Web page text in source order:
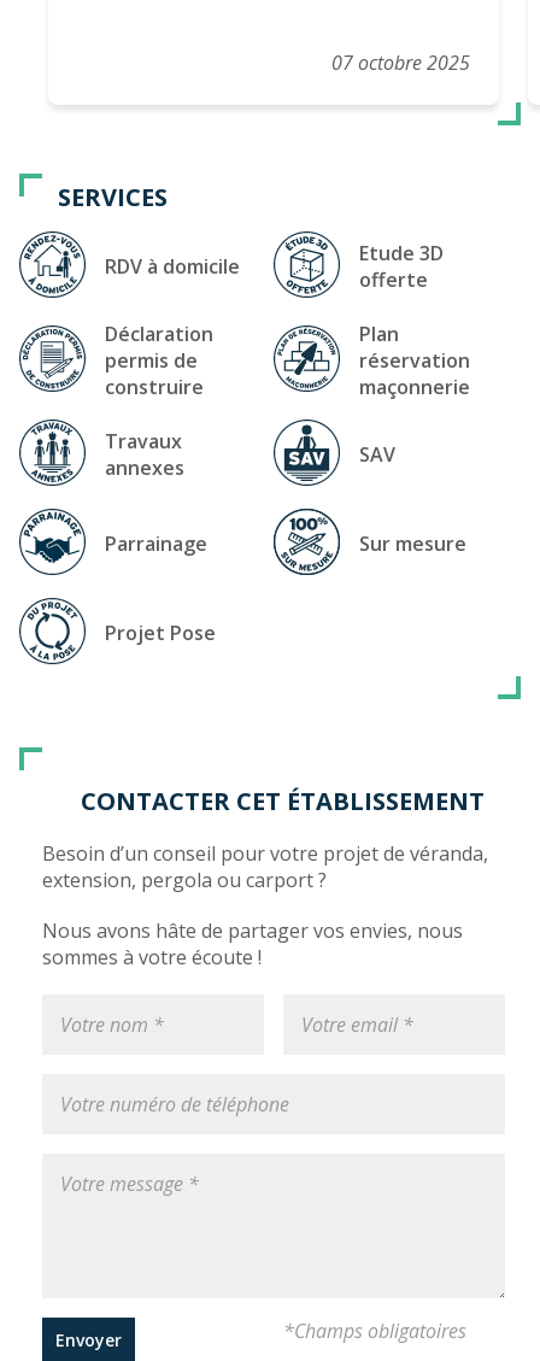
07 octobre 2025
SERVICES
RDV à domicile
Etude 3D
offerte
Déclaration
permis de
construire
Plan
réservation
maçonnerie
Travaux
annexes
SAV
Parrainage Sur mesure
Projet Pose
CONTACTER CET ÉTABLISSEMENT
Besoin d’un conseil pour votre projet de véranda,
extension, pergola ou carport ?
Nous avons hâte de partager vos envies, nous
sommes à votre écoute !
Envoyer *Champs obligatoires